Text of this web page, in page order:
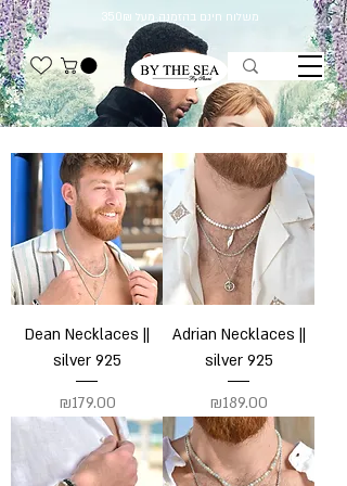
משלוח חינם בהזמנה מעל 350₪
Dean Necklaces ||
silver 925
Price
₪179.00
Adrian Necklaces ||
silver 925
Price
₪189.00